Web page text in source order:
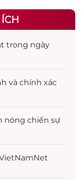
trong ngày
và chính xác
nóng chiến sự